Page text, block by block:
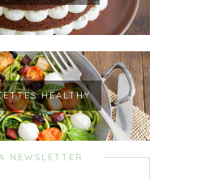
HEALTHY
NEWSLETTER